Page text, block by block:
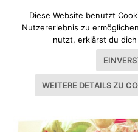
SCHLAGWORT:
Diese Website benutzt
Nutzererlebnis zu
nutzt, erklärst du
WEITERE DETAILS ZU